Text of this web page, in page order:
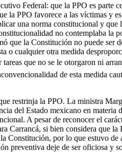
Federal: que la PPO es parte
PPO favorece a las víctimas y
una norma constitucional y
no contemplaba la
que la Constitución no puede ser
o cualquier otra medida
que no se le otorgaron ni
de esta medida
restrinja la PPO. La ministra
del Estado mexicano en materia
A pesar de reconocer el
si bien considera que la
Constitución, por lo que estuvo de
preventiva deje de ser oficiosa y